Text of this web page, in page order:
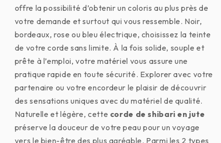
offre la possibilité d’obtenir un coloris au plus près de
votre demande et surtout qui vous ressemble. Noir,
bordeaux, rose ou bleu électrique, choisissez la teinte
de votre corde sans limite. À la fois solide, souple et
prête à l’emploi, votre matériel vous assure une
pratique rapide en toute sécurité. Explorer avec votre
partenaire ou votre encordeur le plaisir de découvrir
des sensations uniques avec du matériel de qualité.
Naturelle et légère, cette corde de shibari en jute
préserve la douceur de votre peau pour un voyage
vers le bien-être des plus agréable. Parmi les 2 types